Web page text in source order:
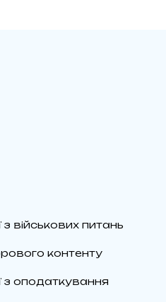
військових питань
контенту
з оподаткування